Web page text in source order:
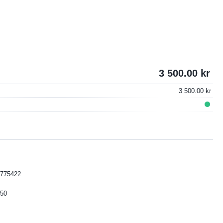
3 500.00
3 500.00